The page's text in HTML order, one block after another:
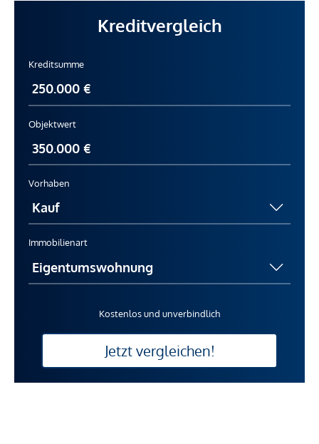
Kreditvergleich
Kreditsumme
Objektwert
Vorhaben
Immobilienart
Kostenlos und unverbindlich
Jetzt vergleichen!